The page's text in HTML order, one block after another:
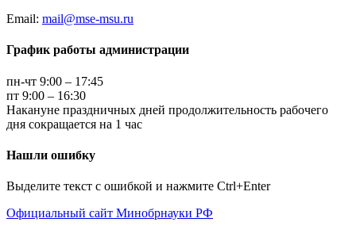
Email: mail@mse-msu.ru
График работы администрации
пн-чт 9:00 – 17:45
пт 9:00 – 16:30
Накануне праздничных дней продолжительность рабочего
дня сокращается на 1 час
Нашли ошибку
Выделите текст с ошибкой и нажмите Ctrl+Enter
Официальный сайт Минобрнауки РФ